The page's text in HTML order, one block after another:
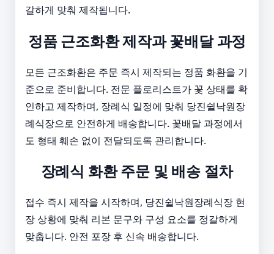
갈하게 맞춰 제작됩니다.
정품 근조화환 제작과 꽃배달 과정
모든 근조화환은 주문 즉시 제작되는 정품 화환을 기
준으로 준비합니다. 전문 플로리스트가 꽃 상태를 확
인하고 제작하며, 장례식 일정에 맞춰 당진쉴낙원장
례식장으로 안전하게 배송합니다. 꽃배달 과정에서
도 형태 훼손 없이 전달되도록 관리합니다.
장례식 화환 주문 및 배송 절차
접수 즉시 제작을 시작하며, 당진쉴낙원장례식장 현
장 상황에 맞춰 리본 문구와 구성 요소를 정갈하게
맞춥니다. 안전 포장 후 신속 배송합니다.